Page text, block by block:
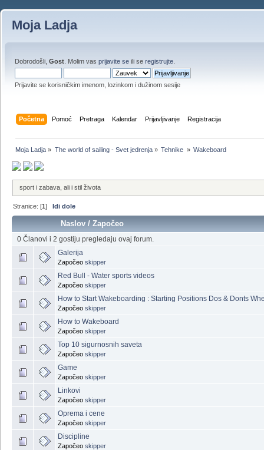
Moja Ladja
Dobrodošli, Gost . Molim vas prijavite se ili se registrujte
Prijavite se korisničkim imenom, lozinkom i dužinom sesije
Početna Pomoć Pretraga Kalendar Prijavljivanje Registracija
Moja Ladja » The world of sailing - Svet jedrenja» Tehnike » Wakeboard
sport i zabava, ali i stil života
Stranice: [1]Idi dole
Naslov /Započeo
0 Članovi i 2 gostiju pregledaju ovaj forum.
Galerija
Započeo skipper
Red Bull - Water sports videos
Započeo skipper
How to Start Wakeboarding : Starting Positions Dos & Donts
Započeo skipper
How to Wakeboard
Započeo skipper
Top 10 sigurnosnih saveta
Započeo skipper
Game
Započeo skipper
Linkovi
Započeo skipper
Oprema i cene
Započeo skipper
Discipline
Započeo skipper